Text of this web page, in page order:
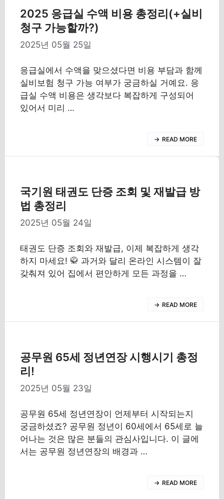
2025 응급실 수액 비용 총정리(+실비
청구 가능할까?)
2025년 05월 25일
응급실에서 수액을 맞으셨다면 비용 부담과 함께
실비보험 청구 가능 여부가 궁금하실 거예요. 응
급실 수액 비용은 생각보다 복잡하게 구성되어
있어서 미리 …
READ MORE
국기원 태권도 단증 조회 및 재발급 방
법 총정리
2025년 05월 24일
태권도 단증 조회와 재발급, 이제 복잡하게 생각
하지 마세요! 🥋 과거와 달리 온라인 시스템이 잘
갖춰져 있어 집에서 편안하게 모든 과정을 …
READ MORE
공무원 65세 정년연장 시행시기 총정
리!
2025년 05월 23일
공무원 65세 정년연장이 언제부터 시작되는지
궁금하셨죠? 공무원 정년이 60세에서 65세로 늘
어나는 것은 많은 분들의 관심사입니다. 이 글에
서는 공무원 정년연장의 배경과 …
READ MORE